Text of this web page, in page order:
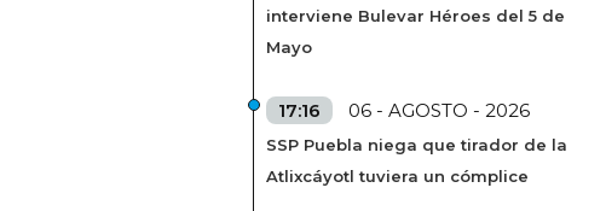
interviene Bulevar Héroes del 5 de
Mayo
17:16 06 - AGOSTO - 2026
SSP Puebla niega que tirador de la
Atlixcáyotl tuviera un cómplice